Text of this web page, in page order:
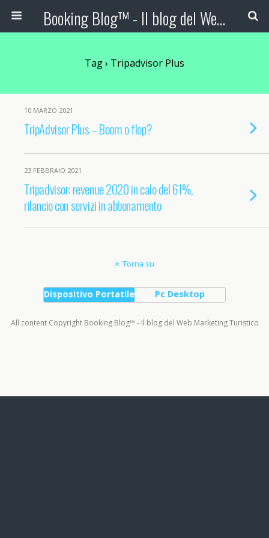
Booking Blog™ - Il blog del Web Marketing Turistico
Tag › Tripadvisor Plus
10 MARZO 2021
TripAdvisor Plus – Boom o flop?
23 FEBBRAIO 2021
Tripadvisor: revenue 2020 in calo del 61%,
rilancio con servizi in abbonamento
Torna su
Dispositivo Portatile Pc Desktop
All content Copyright Booking Blog™ - Il blog del Web Marketing Turistico